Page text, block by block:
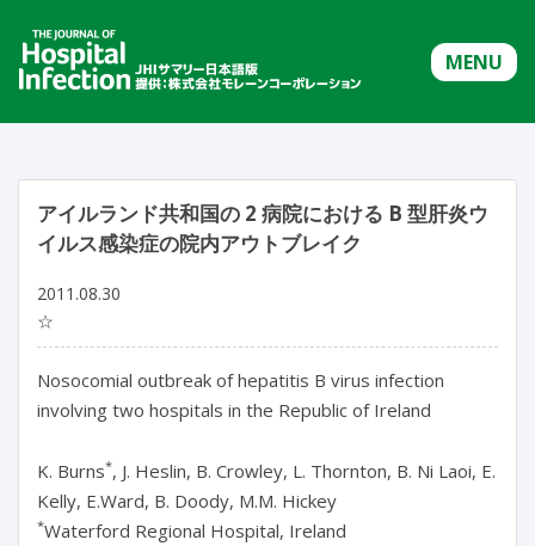
MENU
アイルランド共和国の 2 病院における B 型肝炎ウ
イルス感染症の院内アウトブレイク
2011.08.30
☆
Nosocomial outbreak of hepatitis B virus infection
involving two hospitals in the Republic of Ireland
K. Burns*, J. Heslin, B. Crowley, L. Thornton, B. Ni Laoi, E.
Kelly, E.Ward, B. Doody, M.M. Hickey
*Waterford Regional Hospital, Ireland